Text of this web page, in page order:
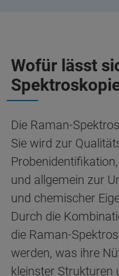
Wofür lässt
Die Raman-
Sie wird zur
und allgemein zur
und chemischer
Durch die
die Raman-
werden, was ihre
kleinster Strukturen